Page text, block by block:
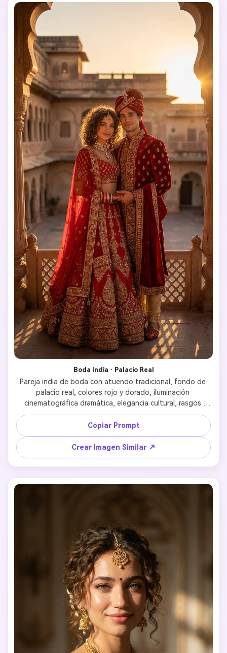
Boda India · Palacio Real
Pareja india de boda con atuendo tradicional, fondo de
palacio real, colores rojo y dorado, iluminación
cinematográfica dramática, elegancia cultural, rasgos
faciales realistas, fotografía de boda étnica y lujosa
Copiar Prompt
Crear Imagen Similar ↗
Crea imágenes IA
Empieza Gratis→